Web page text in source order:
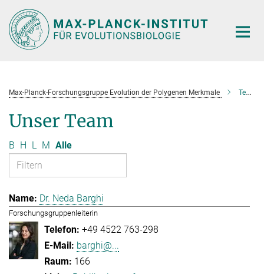
Hauptinhalt
Max-Planck-Forschungsgruppe Evolution der Polygenen Merkmale Team
Unser Team
B H L M Alle
Dr. Neda Barghi
Forschungsgruppenleiterin
+49 4522 763-298
barghi@...
166